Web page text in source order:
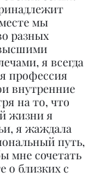
мы
разных
я всегда
профессия
внутренние
на то, что
жизни я
я жаждала
путь,
мне сочетать
о близких с